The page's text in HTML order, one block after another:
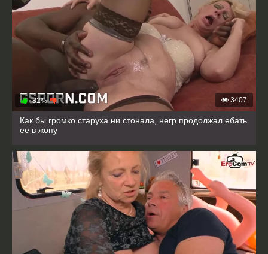
3407
82%
Как бы громко старуха ни стонала, негр продолжал ебать
её в жопу